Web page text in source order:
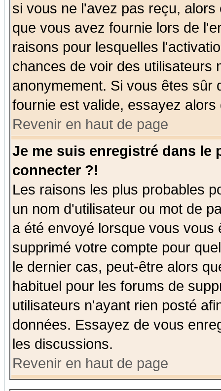
si vous ne l'avez pas reçu,
que vous avez fournie lors de
raisons pour lesquelles
chances de voir des utilisateurs
anonymement. Si vous êtes sûr
fournie est valide, essayez
Revenir en haut de page
Je me suis enregistré dans le
connecter ?!
Les raisons les plus probables
un nom d'utilisateur ou mot de
a été envoyé lorsque vous
supprimé votre compte pour
le dernier cas, peut-être alors
habituel pour les forums de
utilisateurs n'ayant rien posté
données. Essayez de vous
les discussions.
Revenir en haut de page